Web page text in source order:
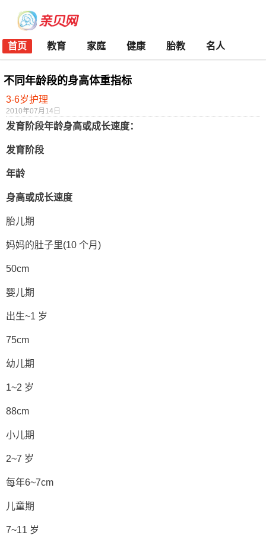
首页 教育 家庭 健康 胎教 名人
不同年龄段的身高体重指标
3-6岁护理
2010年07月14日
发育阶段年龄身高或成长速度：
发育阶段
年龄
身高或成长速度
胎儿期
妈妈的肚子里(10 个月)
50cm
婴儿期
出生~1 岁
75cm
幼儿期
1~2 岁
88cm
小儿期
2~7 岁
每年6~7cm
儿童期
7~11 岁